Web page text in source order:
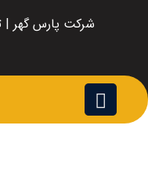
شرکت پارس گهر |